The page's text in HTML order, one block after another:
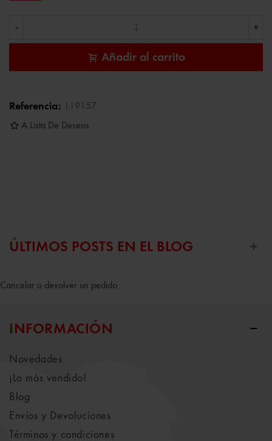
- +
Añadir al carrito
Referencia: 119157
A Lista De Deseos
ÚLTIMOS POSTS EN EL BLOG
Cancelar o devolver un pedido
INFORMACIÓN
Novedades
¡Lo más vendido!
Blog
Envíos y Devoluciones
Términos y condiciones